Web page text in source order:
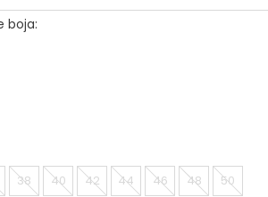
boja:
38 40 42 44 46 48 50